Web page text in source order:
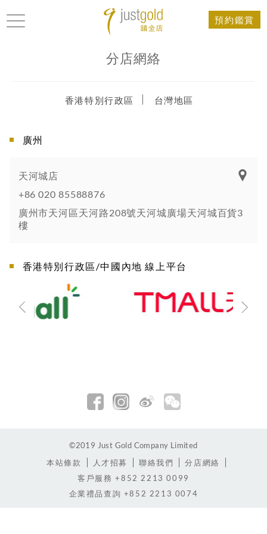
預約鑑賞
分店網絡
香港特別行政區 台灣地區
廣州
天河城店
+86 020 85588876
廣州市天河區天河路208號天河城廣場天河城百貨3
樓
香港特別行政區/中國內地 線上平台
©2019 Just Gold Company Limited
本站條款
人才招募 聯絡我們
分店網絡
客戶服務 +852 2213 0099
企業禮品查詢 +852 2213 0074